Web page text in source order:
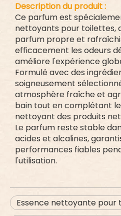
Description du produit :
Ce parfum est
nettoyants pour toilettes,
parfum propre et
efficacement les odeurs
améliore l'expérience
Formulé avec des
soigneusement
atmosphère fraîche et
bain tout en complétant
nettoyant des produits
Le parfum reste stable
acides et alcalines,
performances fiables
l'utilisation.
Essence nettoyante pour